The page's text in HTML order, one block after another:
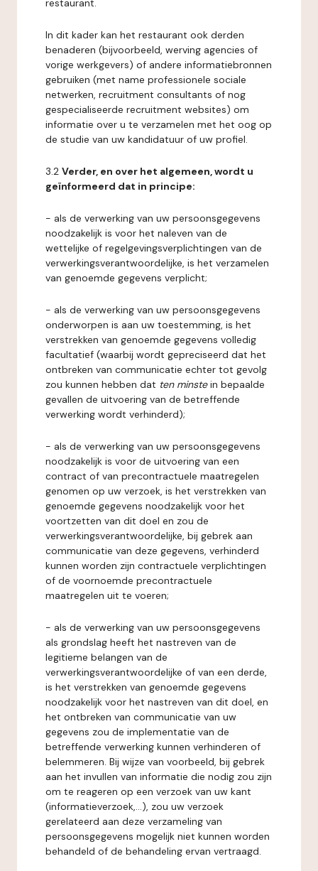
restaurant.
In dit kader kan het restaurant ook derden
benaderen (bijvoorbeeld, werving agencies of
vorige werkgevers) of andere informatiebronnen
gebruiken (met name professionele sociale
netwerken, recruitment consultants of nog
gespecialiseerde recruitment websites) om
informatie over u te verzamelen met het oog op
de studie van uw kandidatuur of uw profiel.
3.2 Verder, en over het algemeen, wordt u
geïnformeerd dat in principe:
- als de verwerking van uw persoonsgegevens
noodzakelijk is voor het naleven van de
wettelijke of regelgevingsverplichtingen van de
verwerkingsverantwoordelijke, is het verzamelen
van genoemde gegevens verplicht;
- als de verwerking van uw persoonsgegevens
onderworpen is aan uw toestemming, is het
verstrekken van genoemde gegevens volledig
facultatief (waarbij wordt gepreciseerd dat het
ontbreken van communicatie echter tot gevolg
zou kunnen hebben dat ten minstein bepaalde
gevallen de uitvoering van de betreffende
verwerking wordt verhinderd);
- als de verwerking van uw persoonsgegevens
noodzakelijk is voor de uitvoering van een
contract of van precontractuele maatregelen
genomen op uw verzoek, is het verstrekken van
genoemde gegevens noodzakelijk voor het
voortzetten van dit doel en zou de
verwerkingsverantwoordelijke, bij gebrek aan
communicatie van deze gegevens, verhinderd
kunnen worden zijn contractuele verplichtingen
of de voornoemde precontractuele
maatregelen uit te voeren;
- als de verwerking van uw persoonsgegevens
als grondslag heeft het nastreven van de
legitieme belangen van de
verwerkingsverantwoordelijke of van een derde,
is het verstrekken van genoemde gegevens
noodzakelijk voor het nastreven van dit doel, en
het ontbreken van communicatie van uw
gegevens zou de implementatie van de
betreffende verwerking kunnen verhinderen of
belemmeren. Bij wijze van voorbeeld, bij gebrek
aan het invullen van informatie die nodig zou zijn
om te reageren op een verzoek van uw kant
(informatieverzoek,...), zou uw verzoek
gerelateerd aan deze verzameling van
persoonsgegevens mogelijk niet kunnen worden
behandeld of de behandeling ervan vertraagd.